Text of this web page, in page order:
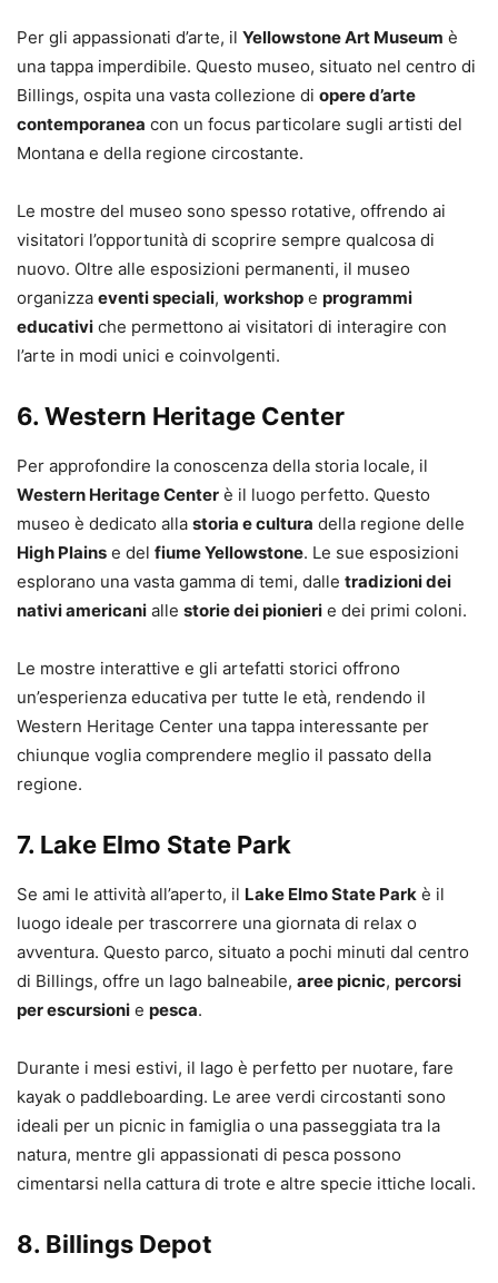
Per gli appassionati d’arte, il Yellowstone Art Museum è
una tappa imperdibile. Questo museo, situato nel centro di
Billings, ospita una vasta collezione di opere d’arte
contemporanea con un focus particolare sugli artisti del
Montana e della regione circostante.
Le mostre del museo sono spesso rotative, offrendo ai
visitatori l’opportunità di scoprire sempre qualcosa di
nuovo. Oltre alle esposizioni permanenti, il museo
organizza eventi speciali, workshop e programmi
educativi che permettono ai visitatori di interagire con
l’arte in modi unici e coinvolgenti.
6. Western Heritage Center
Per approfondire la conoscenza della storia locale, il
Western Heritage Center è il luogo perfetto. Questo
museo è dedicato alla storia e cultura della regione delle
High Plains e del fiume Yellowstone. Le sue esposizioni
esplorano una vasta gamma di temi, dalle tradizioni dei
nativi americani alle storie dei pionieri e dei primi coloni.
Le mostre interattive e gli artefatti storici offrono
un’esperienza educativa per tutte le età, rendendo il
Western Heritage Center una tappa interessante per
chiunque voglia comprendere meglio il passato della
regione.
7. Lake Elmo State Park
Se ami le attività all’aperto, il Lake Elmo State Park è il
luogo ideale per trascorrere una giornata di relax o
avventura. Questo parco, situato a pochi minuti dal centro
di Billings, offre un lago balneabile, aree picnic, percorsi
per escursioni e pesca.
Durante i mesi estivi, il lago è perfetto per nuotare, fare
kayak o paddleboarding. Le aree verdi circostanti sono
ideali per un picnic in famiglia o una passeggiata tra la
natura, mentre gli appassionati di pesca possono
cimentarsi nella cattura di trote e altre specie ittiche locali.
8. Billings Depot